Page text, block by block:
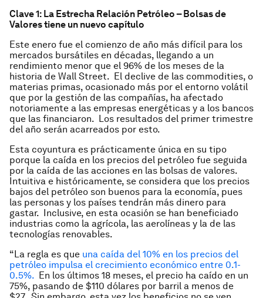
Clave 1: La Estrecha Relación Petróleo – Bolsas de
Valores tiene un nuevo capítulo
Este enero fue el comienzo de año más difícil para los
mercados bursátiles en décadas, llegando a un
rendimiento menor que el 96% de los meses de la
historia de Wall Street. El declive de las commodities, o
materias primas, ocasionado más por el entorno volátil
que por la gestión de las compañías, ha afectado
notoriamente a las empresas energéticas y a los bancos
que las financiaron. Los resultados del primer trimestre
del año serán acarreados por esto.
Esta coyuntura es prácticamente única en su tipo
porque la caída en los precios del petróleo fue seguida
por la caída de las acciones en las bolsas de valores.
Intuitiva e históricamente, se considera que los precios
bajos del petróleo son buenos para la economía, pues
las personas y los países tendrán más dinero para
gastar. Inclusive, en esta ocasión se han beneficiado
industrias como la agrícola, las aerolíneas y la de las
tecnologías renovables.
“La regla es que una caída del 10% en los precios del
petróleo impulsa el crecimiento económico entre 0.1-
0.5%. En los últimos 18 meses, el precio ha caído en un
75%, pasando de $110 dólares por barril a menos de